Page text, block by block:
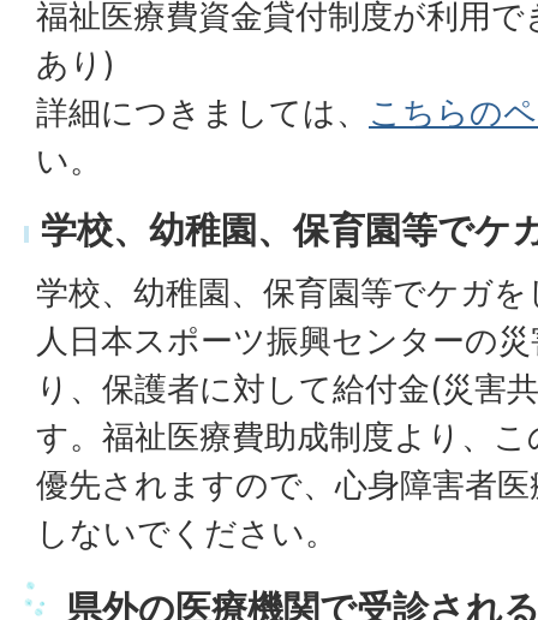
福祉医療費資金貸付制度が利用
あり)
詳細につきましては、 こちらの
い。
学校、幼稚園、保育園等でケ
学校、幼稚園、保育園等でケガ
人日本スポーツ振興センターの
り、保護者に対して給付金(災害
す。福祉医療費助成制度より、
優先されますので、心身障害者
しないでください。
県外の医療機関で受診され